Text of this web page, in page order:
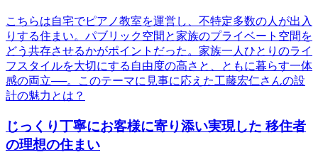
こちらは自宅でピアノ教室を運営し、不特定多数の人が出入
りする住まい。パブリック空間と家族のプライベート空間を
どう共存させるかがポイントだった。家族一人ひとりのライ
フスタイルを大切にする自由度の高さと、ともに暮らす一体
感の両立──。このテーマに見事に応えた工藤宏仁さんの設
計の魅力とは？
じっくり丁寧にお客様に寄り添い実現した 移住者
の理想の住まい